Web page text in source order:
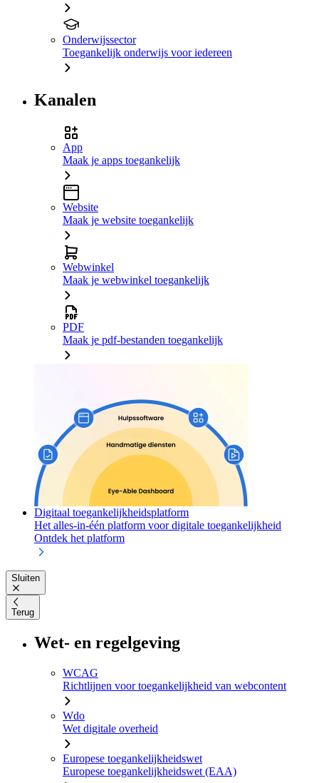
Onderwijssector
Toegankelijk onderwijs voor iedereen
Kanalen
App
Maak je apps toegankelijk
Website
Maak je website toegankelijk
Webwinkel
Maak je webwinkel toegankelijk
PDF
Maak je pdf-bestanden toegankelijk
Digitaal toegankelijkheidsplatform
Het alles-in-één platform voor digitale toegankelijkheid
Ontdek het platform
Sluiten
Terug
Wet- en regelgeving
WCAG
Richtlijnen voor toegankelijkheid van webcontent
Wdo
Wet digitale overheid
Europese toegankelijkheidswet
Europese toegankelijkheidswet (EAA)